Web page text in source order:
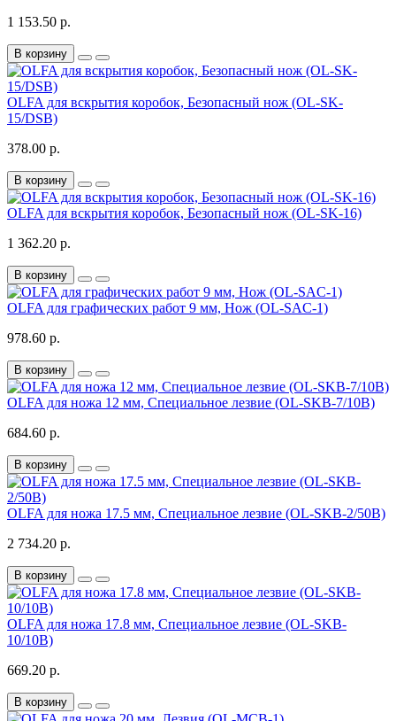
1 153.50 р.
В корзину
OLFA для вскрытия коробок, Безопасный нож (OL-SK-
15/DSB)
378.00 р.
В корзину
OLFA для вскрытия коробок, Безопасный нож (OL-SK-16)
1 362.20 р.
В корзину
OLFA для графических работ 9 мм, Нож (OL-SAC-1)
978.60 р.
В корзину
OLFA для ножа 12 мм, Специальное лезвие (OL-SKB-7/10B)
684.60 р.
В корзину
OLFA для ножа 17.5 мм, Специальное лезвие (OL-SKB-2/50B)
2 734.20 р.
В корзину
OLFA для ножа 17.8 мм, Специальное лезвие (OL-SKB-
10/10B)
669.20 р.
В корзину